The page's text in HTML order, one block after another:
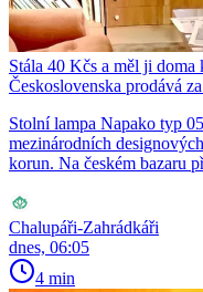
Stála 40 Kčs a měl ji doma
Československa prodává
Stolní lampa Napako typ
mezinárodních
korun. Na českém bazaru
Chalupáři-Zahrádkáři
dnes, 06:05
4 min